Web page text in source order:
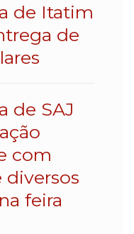
de Itatim
de
de SAJ
com
diversos
feira